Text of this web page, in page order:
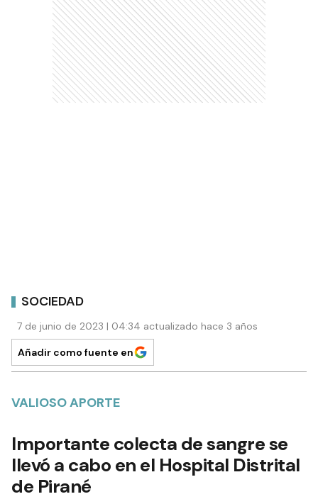
SOCIEDAD
7 de junio de 2023 | 04:34 actualizado hace 3 años
Añadir como fuente en
VALIOSO APORTE
Importante colecta de sangre se
llevó a cabo en el Hospital Distrital
de Pirané